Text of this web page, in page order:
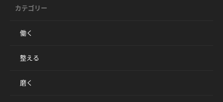
カテゴリー
働く
整える
磨く